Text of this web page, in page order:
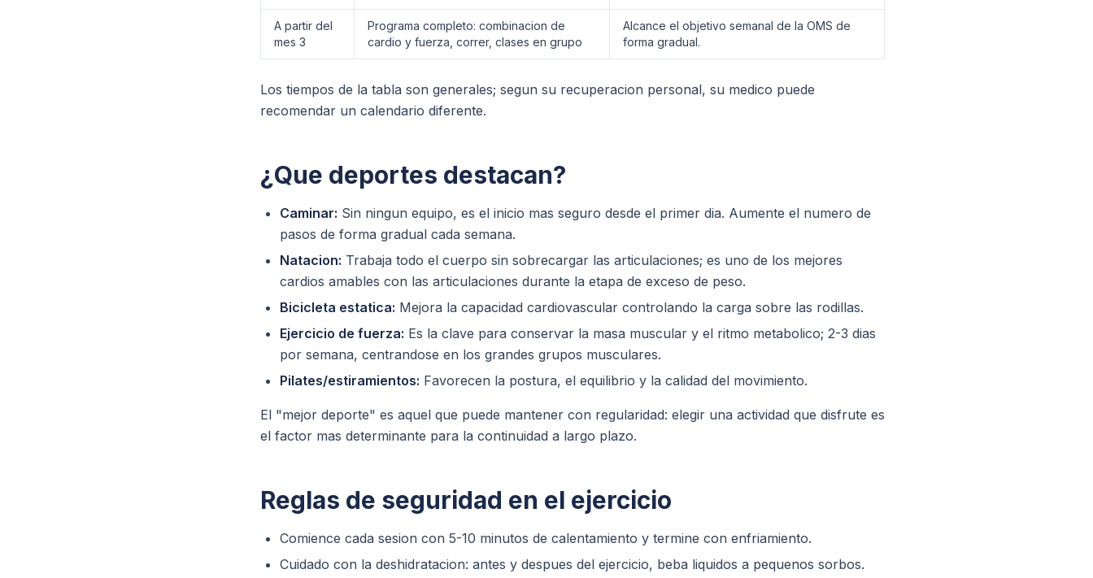
A partir del
mes 3
Programa completo: combinacion de
cardio y fuerza, correr, clases en grupo
Alcance el objetivo semanal de la OMS de
forma gradual.
Los tiempos de la tabla son generales; segun su recuperacion personal, su medico puede
recomendar un calendario diferente.
¿Que deportes destacan?
Caminar: Sin ningun equipo, es el inicio mas seguro desde el primer dia. Aumente el numero de
pasos de forma gradual cada semana.
Natacion: Trabaja todo el cuerpo sin sobrecargar las articulaciones; es uno de los mejores
cardios amables con las articulaciones durante la etapa de exceso de peso.
Bicicleta estatica: Mejora la capacidad cardiovascular controlando la carga sobre las rodillas.
Ejercicio de fuerza: Es la clave para conservar la masa muscular y el ritmo metabolico; 2-3 dias
por semana, centrandose en los grandes grupos musculares.
Pilates/estiramientos: Favorecen la postura, el equilibrio y la calidad del movimiento.
El "mejor deporte" es aquel que puede mantener con regularidad: elegir una actividad que disfrute es
el factor mas determinante para la continuidad a largo plazo.
Reglas de seguridad en el ejercicio
Comience cada sesion con 5-10 minutos de calentamiento y termine con enfriamiento.
Cuidado con la deshidratacion: antes y despues del ejercicio, beba liquidos a pequenos sorbos.